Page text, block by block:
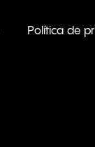
Política de